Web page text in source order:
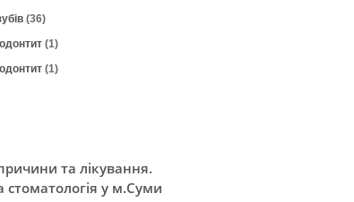
(36)
(1)
(1)
причини та лікування.
стоматологія у м.Суми